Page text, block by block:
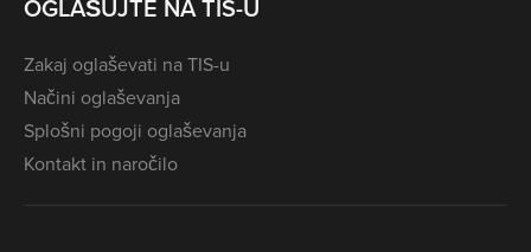
OGLAŠUJTE NA TIS-U
Zakaj oglaševati na TIS-u
Načini oglaševanja
Splošni pogoji oglaševanja
Kontakt in naročilo